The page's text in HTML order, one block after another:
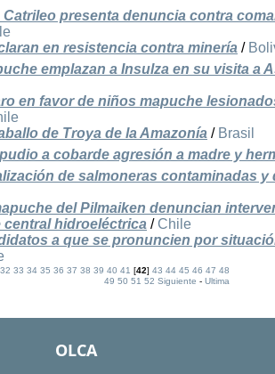
Catrileo presenta denuncia contra
en resistencia contra minería /
emplazan a Insulza en su visita a
en favor de niños mapuche
de Troya de la Amazonía / Brasil
a cobarde agresión a madre y
de salmoneras contaminadas
del Pilmaiken denuncian
hidroeléctrica / Chile
a que se pronuncien por
32 33 34 35 36 37 38 39 40 41 [42]43 44 45 46 47 48
49 50 51 52 Siguiente -Ultima
OLCA